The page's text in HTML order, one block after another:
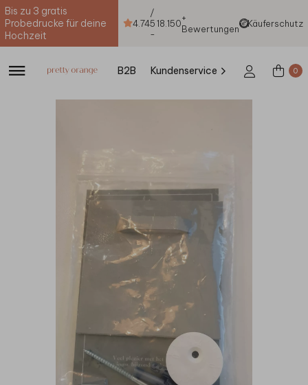
Bis zu 3 gratis
Probedrucke für deine
Hochzeit
4.74
/
5
-
18.150+
Bewertungen
Käuferschutz
B2B Kundenservice 0